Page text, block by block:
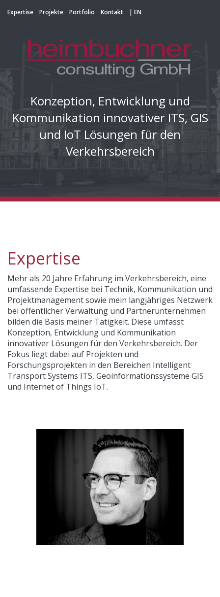
Expertise Projekte Portfolio Kontakt | EN
Konzeption, Entwicklung und
Kommunikation innovativer ITS, GIS
und IoT Lösungen für den
Verkehrsbereich
Expertise
Mehr als 20 Jahre Erfahrung im Verkehrsbereich, eine
umfassende Expertise bei Technik, Kommunikation und
Projektmanagement sowie mein langjähriges Netzwerk
bei öffentlicher Verwaltung und Partnerunternehmen
bilden die Basis meiner Tätigkeit. Diese umfasst
Konzeption, Entwicklung und Kommunikation
innovativer Lösungen für den Verkehrsbereich. Der
Fokus liegt dabei auf Projekten und
Forschungsprojekten in den Bereichen Intelligent
Transport Systems ITS, Geoinformationssysteme GIS
und Internet of Things IoT.